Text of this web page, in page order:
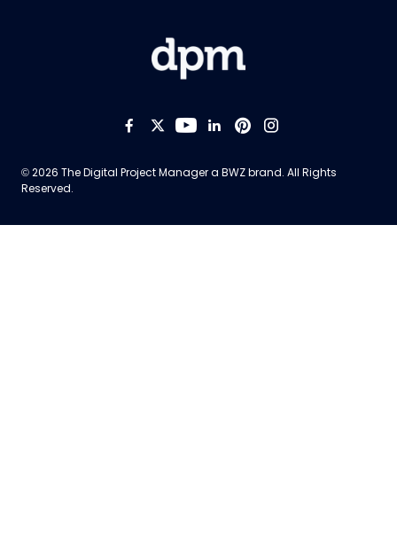
Like us on Facebook
Follow us on Twitter
Follow us on
Add us on
Follow us on
Follow us
© 2026 The Digital Project Manager a BWZOpens new window
brand. All Rights
Reserved.